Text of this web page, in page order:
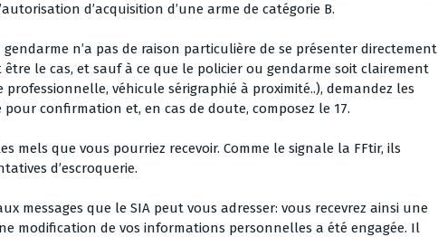
d’acquisition d’une arme de catégorie B.
n’a pas de raison particulière de se présenter directement
être le cas, et sauf à ce que le policier ou gendarme soit clairement
véhicule sérigraphié à proximité..), demandez les
pour confirmation et, en cas de doute, composez le 17.
mels que vous pourriez recevoir. Comme le signale la FFtir, ils
d’escroquerie.
messages que le SIA peut vous adresser: vous recevrez ainsi une
modification de vos informations personnelles a été engagée. Il